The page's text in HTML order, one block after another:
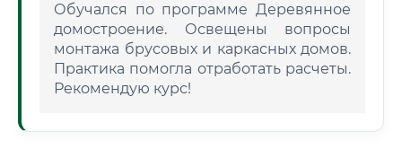
Обучался по программе Деревянное
домостроение. Освещены вопросы
монтажа брусовых и каркасных домов.
Практика помогла отработать расчеты.
Рекомендую курс!